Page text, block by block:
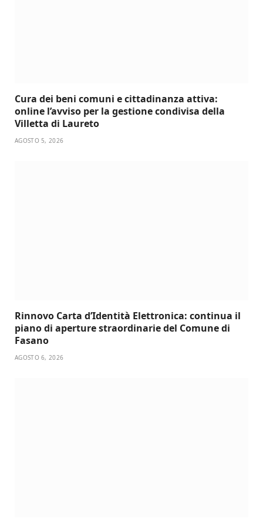
Cura dei beni comuni e cittadinanza attiva:
online l’avviso per la gestione condivisa della
Villetta di Laureto
AGOSTO 5, 2026
Rinnovo Carta d’Identità Elettronica: continua il
piano di aperture straordinarie del Comune di
Fasano
AGOSTO 6, 2026